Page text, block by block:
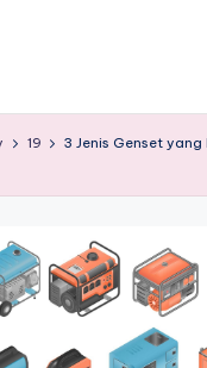
19
3 Jenis Genset yang